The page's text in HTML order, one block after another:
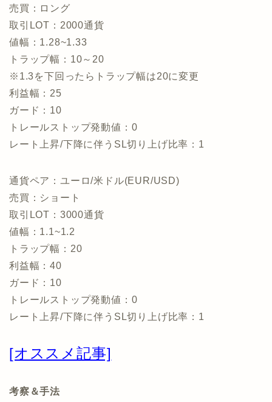
売買：ロング
取引LOT：2000通貨
値幅：1.28~1.33
トラップ幅：10～20
※1.3を下回ったらトラップ幅は20に変更
利益幅：25
ガード：10
トレールストップ発動値：0
レート上昇/下降に伴うSL切り上げ比率：1
通貨ペア：ユーロ/米ドル(EUR/USD)
売買：ショート
取引LOT：3000通貨
値幅：1.1~1.2
トラップ幅：20
利益幅：40
ガード：10
トレールストップ発動値：0
レート上昇/下降に伴うSL切り上げ比率：1
[オススメ記事]
考察＆手法